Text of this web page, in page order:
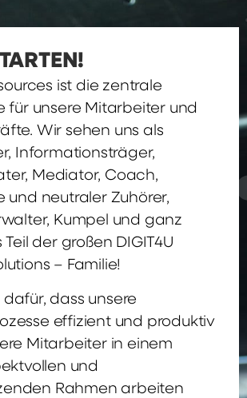
ist die zentrale
für unsere Mitarbeiter und
Wir sehen uns als
Informationsträger,
Mediator, Coach,
und neutraler Zuhörer,
Kumpel und ganz
der großen DIGIT4U
– Familie!
dass unsere
effizient und produktiv
Mitarbeiter in einem
und
Rahmen arbeiten